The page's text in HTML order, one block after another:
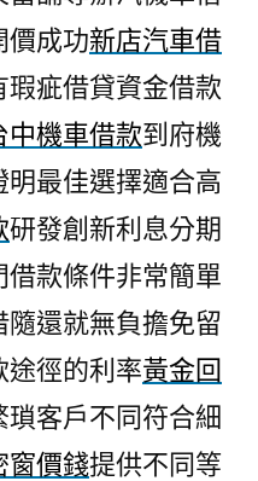
價成功新店汽車借
疵借貸資金借款
中機車借款到府機
最佳選擇適合高
研發創新利息分期
款條件非常簡單
隨還就無負擔免留
途徑的利率黃金回
客戶不同符合細
窗價錢提供不同等